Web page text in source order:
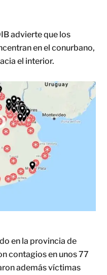
advierte que los
en el conurbano,
el interior.
en la provincia de
contagios en unos 77
además víctimas